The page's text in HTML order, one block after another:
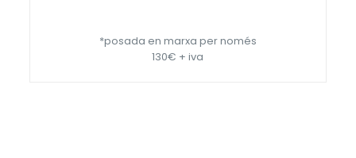
*posada en marxa per només
130€ + iva